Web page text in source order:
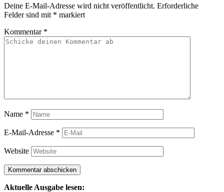
Deine E-Mail-Adresse wird nicht veröffentlicht. Erforderliche
Felder sind mit * markiert
Kommentar *
Name *
E-Mail-Adresse *
Website
Aktuelle Ausgabe lesen: